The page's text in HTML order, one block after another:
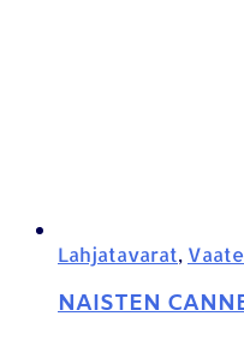
Lahjatavarat,
NAISTEN